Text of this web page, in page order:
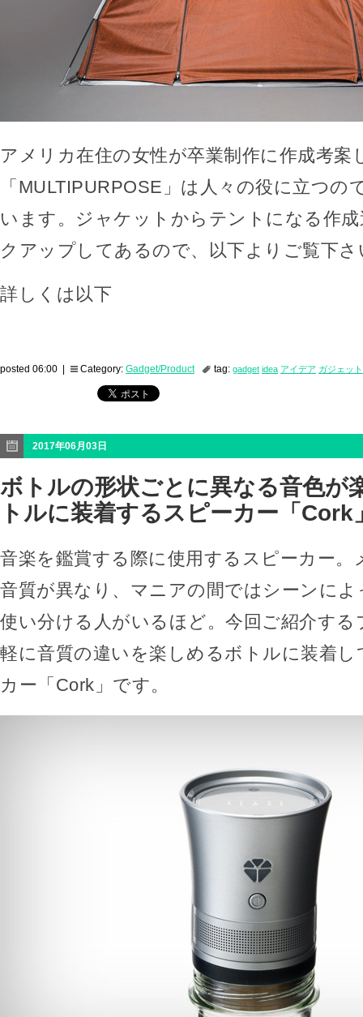
アメリカ在住の女性が卒業制作に作成考案
「MULTIPURPOSE」は人々の役に立つの
います。ジャケットからテントになる作
クアップしてあるので、以下よりご覧下さ
詳しくは以下
posted 06:00 | Category: Gadget/Product tag: gadget idea アイデア ガジェット
2017年06月03日
ボトルの形状ごとに異なる音色が
トルに装着するスピーカー「Cork
音楽を鑑賞する際に使用するスピーカー。
音質が異なり、マニアの間ではシーンに
使い分ける人がいるほど。今回ご紹介す
軽に音質の違いを楽しめるボトルに装着
カー「Cork」です。